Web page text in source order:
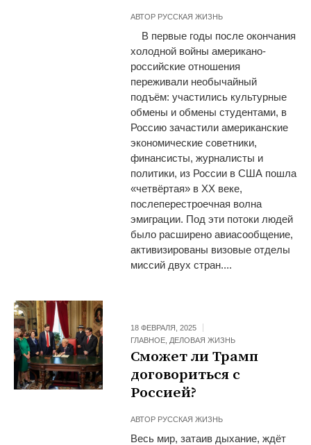
АВТОР РУССКАЯ ЖИЗНЬ
В первые годы после окончания
холодной войны американо-
российские отношения
переживали необычайный
подъём: участились культурные
обмены и обмены студентами, в
Россию зачастили американские
экономические советники,
финансисты, журналисты и
политики, из России в США пошла
«четвёртая» в ХХ веке,
послеперестроечная волна
эмиграции. Под эти потоки людей
было расширено авиасообщение,
активизированы визовые отделы
миссий двух стран....
18 ФЕВРАЛЯ, 2025
ГЛАВНОЕ ДЕЛОВАЯ ЖИЗНЬ
Сможет ли Трамп
договориться с
Россией?
АВТОР РУССКАЯ ЖИЗНЬ
Весь мир, затаив дыхание, ждёт